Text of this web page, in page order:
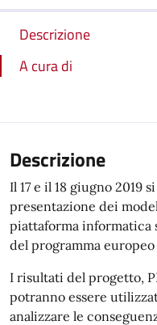
Descrizione
A cura di
Descrizione
Il 17 e il 18 giugno 2019
presentazione dei
piattaforma informatica
del programma europeo
I risultati del progetto,
potranno essere
analizzare le